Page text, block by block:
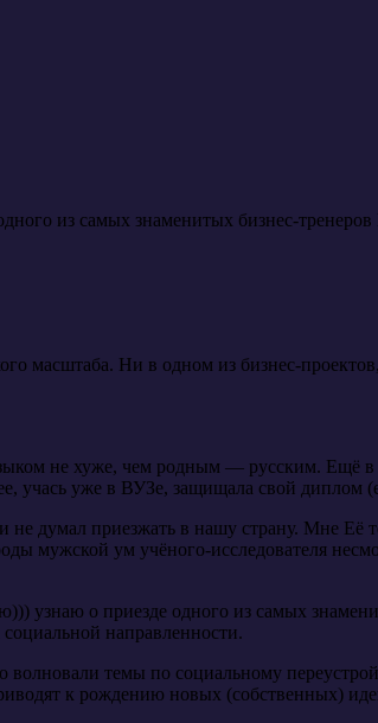
из самых знаменитых бизнес-
масштаба. Ни в одном из бизнес-
не хуже, чем родным — русским. Ещё
уже в ВУЗе, защищала свой диплом
думал приезжать в нашу страну. Мне Её
мужской ум учёного-исследователя
узнаю о приезде одного из самых
направленности.
волновали темы по социальному
к рождению новых (собственных)